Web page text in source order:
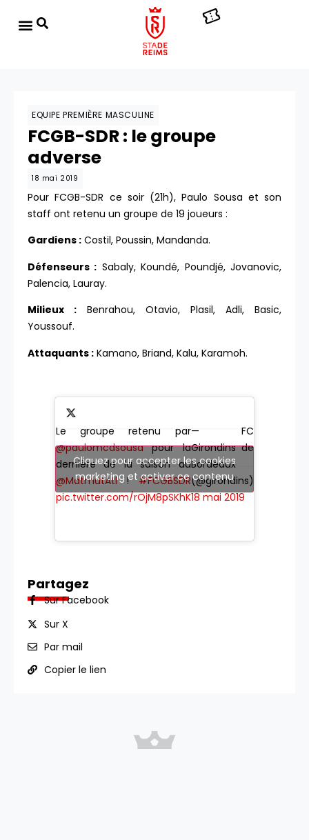
EQUIPE PREMIÈRE MASCULINE
FCGB-SDR : le groupe
adverse
18 mai 2019
Pour FCGB-SDR ce soir (21h), Paulo Sousa et son
staff ont retenu un groupe de 19 joueurs :
Gardiens : Costil, Poussin, Mandanda.
Défenseurs : Sabaly, Koundé, Poundjé, Jovanovic,
Palencia, Lauray.
Milieux : Benrahou, Otavio, Plasil, Adli, Basic,
Youssouf.
Attaquants : Kamano, Briand, Kalu, Karamoh.
Le groupe retenu par
@paulomcdsousapour la
dernière de la saison au
@MatmutAtl!#FCGBSDR
pic.twitter.com/rOjM8pSKhK
— FC
Girondins de
Bordeaux
(@girondins)
18 mai 2019
Cliquez pour accepter les cookies
marketing et activer ce contenu
Partagez
Sur Facebook
Sur X
Par mail
Copier le lien